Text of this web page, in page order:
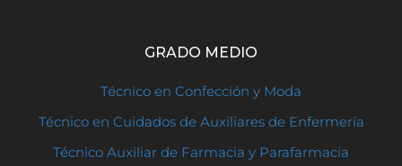
GRADO MEDIO
Técnico en Confección y Moda
Técnico en Cuidados de Auxiliares de Enfermería
Técnico Auxiliar de Farmacia y Parafarmacia